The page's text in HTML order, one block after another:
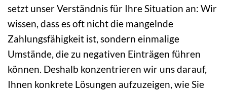
setzt unser Verständnis für Ihre Situation an: Wir
wissen, dass es oft nicht die mangelnde
Zahlungsfähigkeit ist, sondern einmalige
Umstände, die zu negativen Einträgen führen
können. Deshalb konzentrieren wir uns darauf,
Ihnen konkrete Lösungen aufzuzeigen, wie Sie